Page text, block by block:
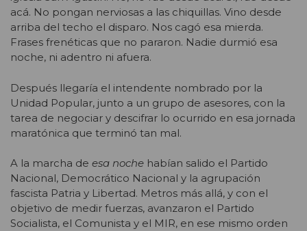
acá. No pongan nerviosas a las chiquillas. Vino desde
arriba del techo el disparo. Nos cagó esa mierda.
Frases frenéticas que no pararon. Nadie durmió esa
noche, ni adentro ni afuera.
Después llegaría el intendente nombrado por la
Unidad Popular, junto a un grupo de asesores, con la
tarea de negociar y descifrar lo ocurrido en esa jornada
maratónica que terminó tan mal.
A la marcha de esa noche habían salido el Partido
Nacional, Democrático Nacional y la agrupación
fascista Patria y Libertad. Metros más allá, y con el
objetivo de medir fuerzas, avanzaron el Partido
Socialista, el Comunista y el MIR, en ese mismo orden